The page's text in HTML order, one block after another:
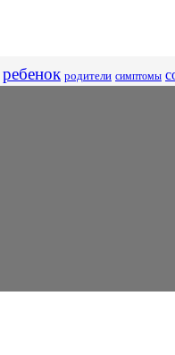
ребенок родители симптомы